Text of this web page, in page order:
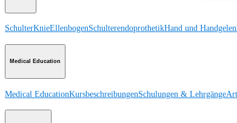
SchulterKnieEllenbogenSchulterendoprothetikHand und
Medical Education
Medical EducationKursbeschreibungenSchulungen & Lehrgänge